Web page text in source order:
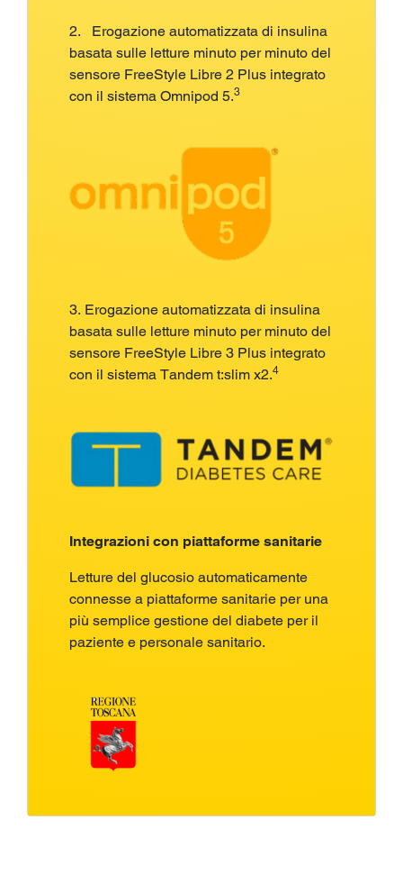
2. Erogazione automatizzata di insulina
basata sulle letture minuto per minuto del
sensore FreeStyle Libre 2 Plus integrato
con il sistema Omnipod 5.3
3. Erogazione automatizzata di insulina
basata sulle letture minuto per minuto del
sensore FreeStyle Libre 3 Plus integrato
con il sistema Tandem t:slim x2.4
Integrazioni con piattaforme sanitarie
Letture del glucosio automaticamente
connesse a piattaforme sanitarie per una
più semplice gestione del diabete per il
paziente e personale sanitario.